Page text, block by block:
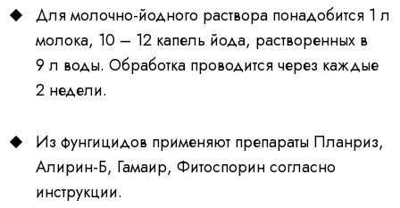
Для молочно-йодного раствора понадобится 1 л
молока, 10 – 12 капель йода, растворенных в
9 л воды. Обработка проводится через каждые
2 недели.
Из фунгицидов применяют препараты Планриз,
Алирин-Б, Гамаир, Фитоспорин согласно
инструкции.